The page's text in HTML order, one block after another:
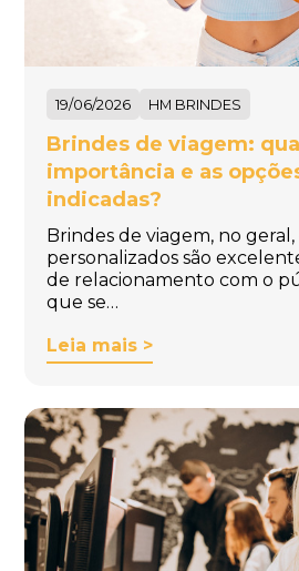
19/06/2026 HM BRINDES
Brindes de viagem:
importância e as
indicadas?
Brindes de viagem, no
personalizados são
de relacionamento com o
que se…
Leia mais >